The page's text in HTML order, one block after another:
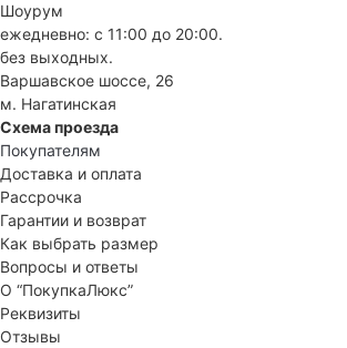
Шоурум
ежедневно: с 11:00 до 20:00.
без выходных.
Варшавское шоссе, 26
м. Нагатинская
Схема проезда
Покупателям
Доставка и оплата
Рассрочка
Гарантии и возврат
Как выбрать размер
Вопросы и ответы
О “ПокупкаЛюкс”
Реквизиты
Отзывы